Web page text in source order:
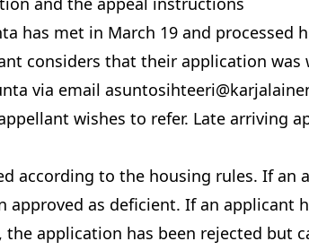
has met in March 19 and processed
considers that their application
via email
wishes to refer. Late arriving
according to the housing rules. If an
as deficient. If an applicant
application has been rejected but